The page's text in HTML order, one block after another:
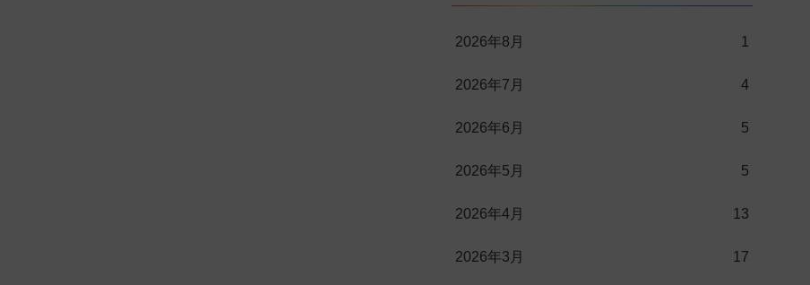
2026年8月 1
2026年7月 4
2026年6月 5
2026年5月 5
2026年4月 13
2026年3月 17